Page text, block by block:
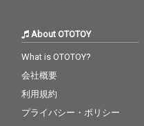
About OTOTOY
What is OTOTOY?
会社概要
利用規約
プライバシー・ポリシー